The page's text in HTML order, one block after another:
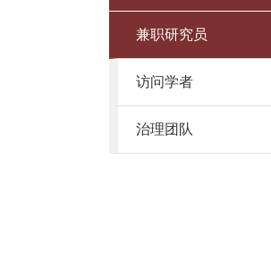
兼职研究员
访问学者
治理团队